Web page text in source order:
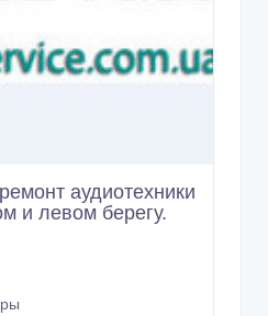
аудиотехники
и левом берегу.